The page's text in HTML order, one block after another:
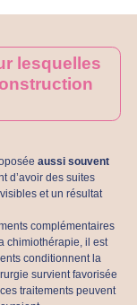
lesquelles
aussi souvent
d’avoir des suites
et un résultat
complémentaires
chimiothérapie, il est
conditionnent la
survient favorisée
traitements peuvent